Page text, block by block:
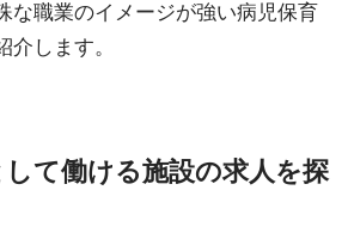
な職業のイメージが強い病児保育
介します。
て働ける施設の求人を探